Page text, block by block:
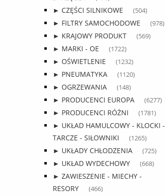
► CZĘŚCI SILNIKOWE (504)
► FILTRY SAMOCHODOWE (978)
► KRAJOWY PRODUKT (569)
► MARKI - OE (1722)
► OŚWIETLENIE (1232)
► PNEUMATYKA (1120)
► OGRZEWANIA (148)
► PRODUCENCI EUROPA (6277)
► PRODUCENCI RÓŻNI (1781)
► UKŁAD HAMULCOWY - KLOCKI -
TARCZE - SIŁOWNIKI
(1265)
► UKŁADY CHŁODZENIA (725)
► UKŁAD WYDECHOWY (668)
► ZAWIESZENIE - MIECHY -
RESORY
(466)